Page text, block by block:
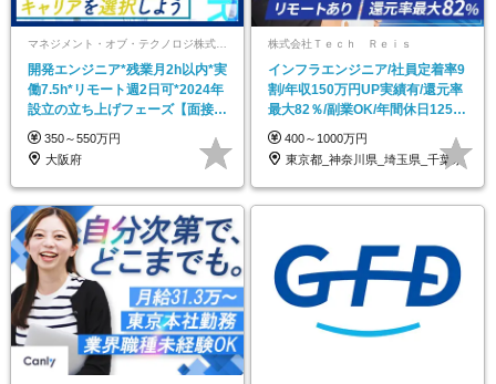
マネジメント・オブ・テクノロジ株式会社
開発エンジニア*残業月2h以内*実
働7.5h*リモート週2日可*2024年
設立の立ち上げフェーズ【面接1
回】
350～550万円
大阪府
株式会社Ｔｅｃｈ Ｒｅｉｓ
インフラエンジニア/社員定着率9
割/年収150万円UP実績有/還元率
最大82％/副業OK/年間休日125日
～
400～1000万円
東京都_神奈川県_埼玉県_千葉県